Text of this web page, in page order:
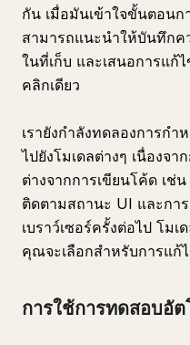
กัน เมื่อมันเข้าใจขั้นตอนก
สามารถแนะนำให้บันทึก
ในที่เก็บ และเสนอการแก้
คลิกเดียว
เรายังกำลังทดลองการก
ไปยังโมเดลต่างๆ เนื่องจ
ต่างจากการเขียนโค้ด เช่
ติดตามสถานะ UI และกา
เบราว์เซอร์ครั้งต่อไป โม
คุณจะเลือกสำหรับการแก้
การใช้การทดสอบอั